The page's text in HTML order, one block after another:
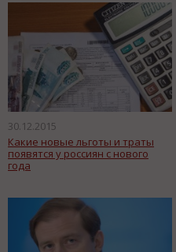
30.12.2015
Какие новые льготы и траты
появятся у россиян с нового
года